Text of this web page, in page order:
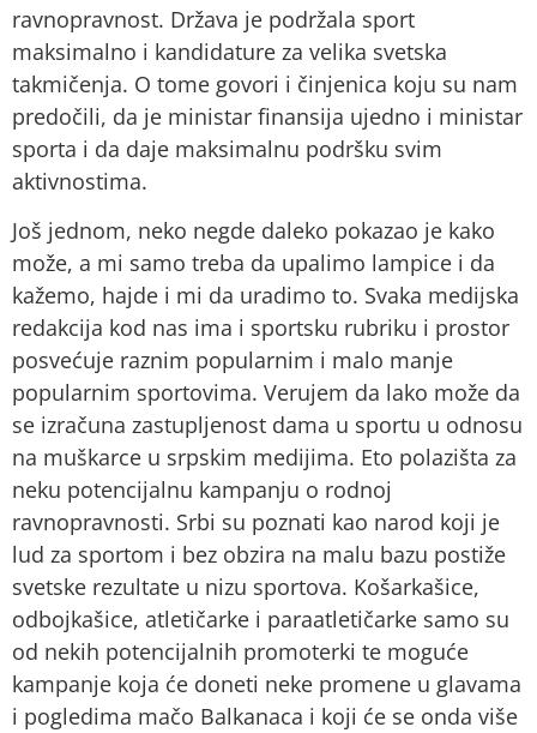
ravnopravnost. Država je podržala sport
maksimalno i kandidature za velika svetska
takmičenja. O tome govori i činjenica koju su nam
predočili, da je ministar finansija ujedno i ministar
sporta i da daje maksimalnu podršku svim
aktivnostima.
Još jednom, neko negde daleko pokazao je kako
može, a mi samo treba da upalimo lampice i da
kažemo, hajde i mi da uradimo to. Svaka medijska
redakcija kod nas ima i sportsku rubriku i prostor
posvećuje raznim popularnim i malo manje
popularnim sportovima. Verujem da lako može da
se izračuna zastupljenost dama u sportu u odnosu
na muškarce u srpskim medijima. Eto polazišta za
neku potencijalnu kampanju o rodnoj
ravnopravnosti. Srbi su poznati kao narod koji je
lud za sportom i bez obzira na malu bazu postiže
svetske rezultate u nizu sportova. Košarkašice,
odbojkašice, atletičarke i paraatletičarke samo su
od nekih potencijalnih promoterki te moguće
kampanje koja će doneti neke promene u glavama
i pogledima mačo Balkanaca i koji će se onda više